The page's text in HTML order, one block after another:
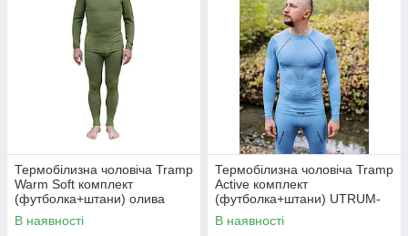
Термобілизна чоловіча Tramp
Warm Soft комплект
(футболка+штани) олива
UTRUM-019-olive, UTRUM-
019-olive-S/M
В наявності
Термобілизна чоловіча Tramp
Active комплект
(футболка+штани) UTRUM-
021-blue, 2XL
В наявності